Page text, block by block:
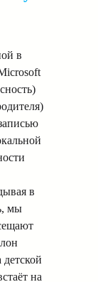
в
в
мы
детской
на